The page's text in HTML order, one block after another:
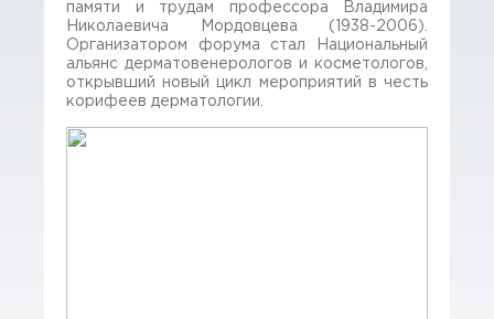
памяти и трудам профессора Владимира
Николаевича Мордовцева (1938-2006).
Организатором форума стал Национальный
альянс дерматовенерологов и косметологов,
открывший новый цикл мероприятий в честь
корифеев дерматологии.